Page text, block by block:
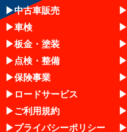
中古車販売
車検
板金・塗装
点検・整備
保険事業
ロードサービス
ご利用規約
プライバシーポリシー